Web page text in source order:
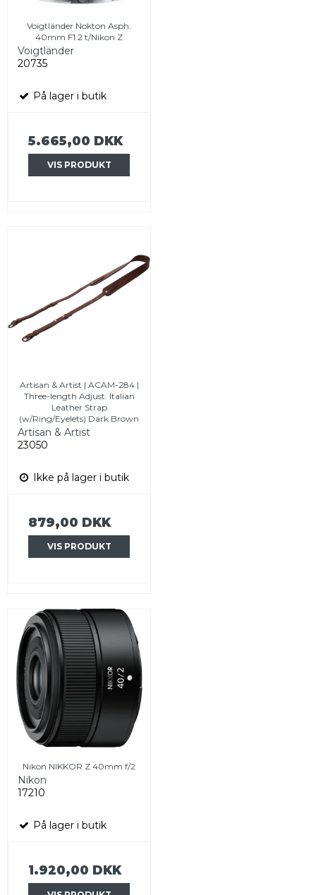
Voigtländer Nokton Asph.
40mm F1.2 t/Nikon Z
Voigtländer
20735
På lager i butik
5.665,00 DKK
VIS PRODUKT
Artisan & Artist | ACAM-284 |
Three-length Adjust. Italian
Leather Strap
(w/Ring/Eyelets) Dark Brown
Artisan & Artist
23050
Ikke på lager i butik
879,00 DKK
VIS PRODUKT
Nikon NIKKOR Z 40mm f/2
Nikon
17210
På lager i butik
1.920,00 DKK